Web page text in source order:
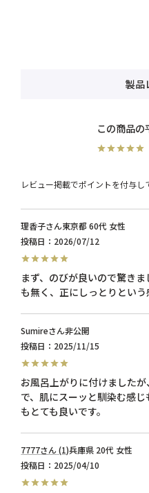
製品
レビュー掲載でポイントを付与し
理香子 東京都 60代 女性
投稿日
2026/07/12
まず、のびが良いので驚き
Sumire
非公開
投稿日
2025/11/15
お風呂上がりに付けました
で、肌にスーッと馴染む感
もとても良いです。
7777 1 兵庫県 20代 女性
投稿日
2025/04/10